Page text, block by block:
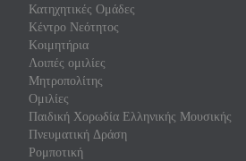
Κατηχητικές Ομάδες
Κέντρο Νεότητος
Κοιμητήρια
Λοιπές ομιλίες
Μητροπολίτης
Ομιλίες
Παιδική Χορωδία Ελληνικής Μουσικής
Πνευματική Δράση
Ρομποτική